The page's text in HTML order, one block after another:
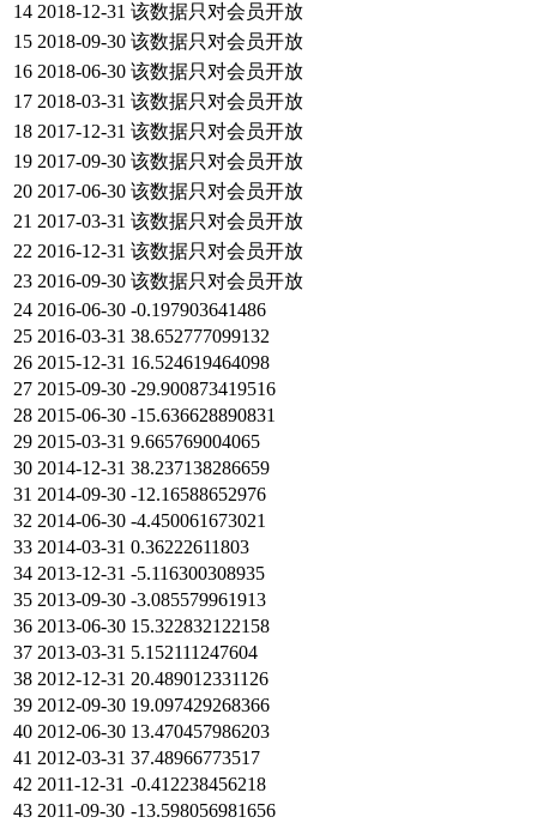
14 2018-12-31 该数据只对会员开放
15 2018-09-30 该数据只对会员开放
16 2018-06-30 该数据只对会员开放
17 2018-03-31 该数据只对会员开放
18 2017-12-31 该数据只对会员开放
19 2017-09-30 该数据只对会员开放
20 2017-06-30 该数据只对会员开放
21 2017-03-31 该数据只对会员开放
22 2016-12-31 该数据只对会员开放
23 2016-09-30 该数据只对会员开放
24 2016-06-30 -0.197903641486
25 2016-03-31 38.652777099132
26 2015-12-31 16.524619464098
27 2015-09-30 -29.900873419516
28 2015-06-30 -15.636628890831
29 2015-03-31 9.665769004065
30 2014-12-31 38.237138286659
31 2014-09-30 -12.16588652976
32 2014-06-30 -4.450061673021
33 2014-03-31 0.36222611803
34 2013-12-31 -5.116300308935
35 2013-09-30 -3.085579961913
36 2013-06-30 15.322832122158
37 2013-03-31 5.152111247604
38 2012-12-31 20.489012331126
39 2012-09-30 19.097429268366
40 2012-06-30 13.470457986203
41 2012-03-31 37.48966773517
42 2011-12-31 -0.412238456218
43 2011-09-30 -13.598056981656